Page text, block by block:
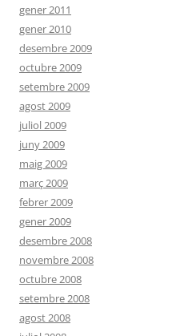
gener 2011
gener 2010
desembre 2009
octubre 2009
setembre 2009
agost 2009
juliol 2009
juny 2009
maig 2009
març 2009
febrer 2009
gener 2009
desembre 2008
novembre 2008
octubre 2008
setembre 2008
agost 2008